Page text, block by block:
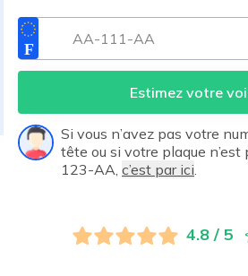
Estimez votre
Si vous n’avez pas votre
tête ou si votre plaque
123-AA, c’est par ici
4.8 / 5